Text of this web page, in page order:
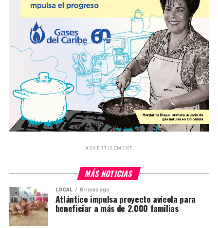
ADVERTISEMENT
MÁS NOTICIAS
LOCAL 8 horas ago
Atlántico impulsa proyecto avícola para
beneficiar a más de 2.000 familias